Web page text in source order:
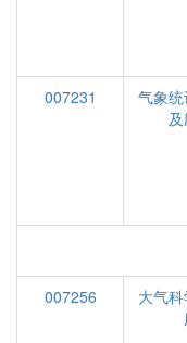
007231
气象
007256
大气